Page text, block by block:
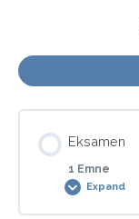
Eksamen
1 Emne
Expand